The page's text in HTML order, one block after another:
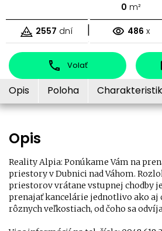
0 m²
2557 dní | 486 x
Volať
Opis Poloha
Opis
Reality Alpia: Ponúkame Vám na
priestory v Dubnici nad Váhom.
priestorov vrátane vstupnej chodby je
prenajať kancelárie jednotlivo ako aj
rôznych veľkostiach, od čoho sa